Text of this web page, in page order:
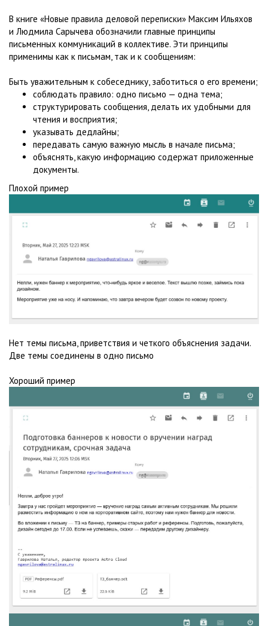
В книге «Новые правила деловой переписки» Максим Ильяхов
и Людмила Сарычева обозначили главные принципы
письменных коммуникаций в коллективе. Эти принципы
применимы как к письмам, так и к сообщениям:
Быть уважительным к собеседнику, заботиться о его времени;
соблюдать правило: одно письмо — одна тема;
структурировать сообщения, делать их удобными для
чтения и восприятия;
указывать дедлайны;
передавать самую важную мысль в начале письма;
объяснять, какую информацию содержат приложенные
документы.
Плохой пример
Нет темы письма, приветствия и четкого объяснения задачи.
Две темы соединены в одно письмо
Хороший пример